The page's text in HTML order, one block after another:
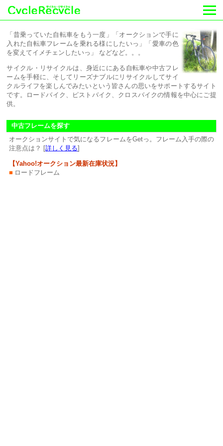
「昔乗っていた自転車をもう一度」「オークションで手に
入れた自転車フレームを乗れる様にしたいっ」「愛車の色
を変えてイメチェンしたいっ」 などなど。。。
サイクル・リサイクルは、身近ににある自転車や中古フレ
ームを手軽に、そしてリーズナブルにリサイクルしてサイ
クルライフを楽しんでみたいという皆さんの思いをサポートするサイト
です。ロードバイク、ピストバイク、クロスバイクの情報を中心にご提
供。
中古フレームを探す
オークションサイトで気になるフレームをGetっ。フレーム入手の際の
注意点は？ [詳しく見る]
【Yahoo!オークション最新在庫状況】
■ ロードフレーム